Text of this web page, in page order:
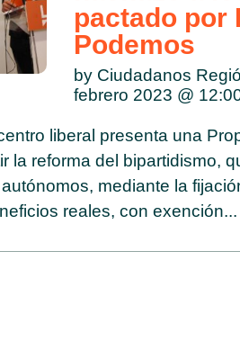
pactado por
Podemos
by Ciudadanos
febrero 2023 @
liberal presenta una
la reforma del bipartidismo,
mediante la
reales, con exención...